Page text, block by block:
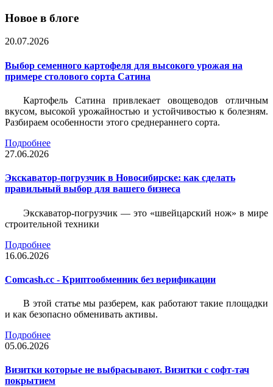
Новое в блоге
20.07.2026
Выбор семенного картофеля для высокого урожая на
примере столового сорта Сатина
Картофель Сатина привлекает овощеводов отличным
вкусом, высокой урожайностью и устойчивостью к болезням.
Разбираем особенности этого среднераннего сорта.
Подробнее
27.06.2026
Экскаватор-погрузчик в Новосибирске: как сделать
правильный выбор для вашего бизнеса
Экскаватор-погрузчик — это «швейцарский нож» в мире
строительной техники
Подробнее
16.06.2026
Comcash.cc - Криптообменник без верификации
В этой статье мы разберем, как работают такие площадки
и как безопасно обменивать активы.
Подробнее
05.06.2026
Визитки которые не выбрасывают. Визитки с софт-тач
покрытием